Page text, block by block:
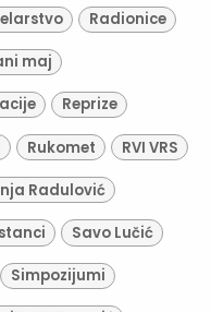
Radionice
maj
Reprize
Rukomet RVI VRS
Radulović
Savo Lučić
Simpozijumi